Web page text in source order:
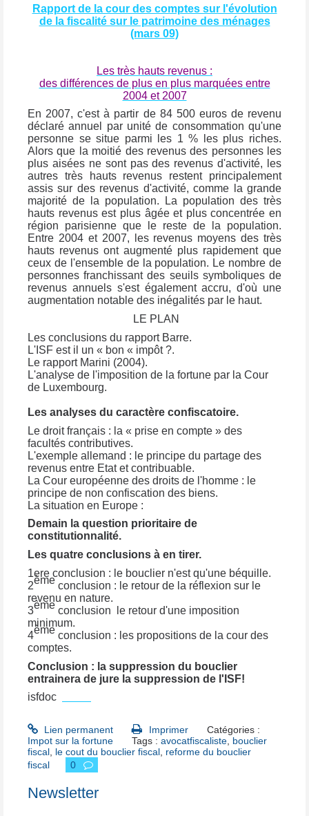
Rapport de la cour des comptes sur l'évolution
de la fiscalité sur le patrimoine des ménages
(mars 09)
Les très hauts revenus :
des différences de plus en plus marquées entre
2004 et 2007
En 2007, c'est à partir de 84 500 euros de revenu
déclaré annuel par unité de consommation qu'une
personne se situe parmi les 1 % les plus riches.
Alors que la moitié des revenus des personnes les
plus aisées ne sont pas des revenus d'activité, les
autres très hauts revenus restent principalement
assis sur des revenus d'activité, comme la grande
majorité de la population. La population des très
hauts revenus est plus âgée et plus concentrée en
région parisienne que le reste de la population.
Entre 2004 et 2007, les revenus moyens des très
hauts revenus ont augmenté plus rapidement que
ceux de l'ensemble de la population. Le nombre de
personnes franchissant des seuils symboliques de
revenus annuels s'est également accru, d'où une
augmentation notable des inégalités par le haut.
LE PLAN
Les conclusions du rapport Barre.
L'ISF est il un « bon « impôt ?.
Le rapport Marini (2004).
L'analyse de l'imposition de la fortune par la Cour
de Luxembourg.
Les analyses du caractère confiscatoire.
Le droit français : la « prise en compte » des
facultés contributives.
L'exemple allemand : le principe du partage des
revenus entre Etat et contribuable.
La Cour européenne des droits de l'homme : le
principe de non confiscation des biens.
La situation en Europe :
Demain la question prioritaire de
constitutionnalité.
Les quatre conclusions à en tirer.
1ere conclusion : le bouclier n'est qu'une béquille.
2ème conclusion : le retour de la réflexion sur le
revenu en nature.
3ème conclusion le retour d'une imposition
minimum.
4ème conclusion : les propositions de la cour des
comptes.
Conclusion : la suppression du bouclier
entrainera de jure la suppression de l'ISF!
isfdoc
Lien permanent Imprimer
Catégories :
Impot sur la fortune
Tags :avocatfiscaliste bouclier
fiscal le cout du bouclier fiscal reforme du bouclier
fiscal
0
Newsletter